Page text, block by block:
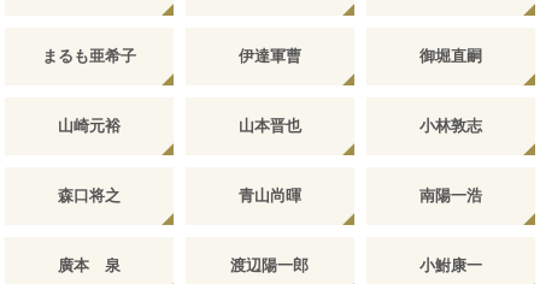
まるも亜希子 伊達軍曹 御堀直嗣
山崎元裕 山本晋也 小林敦志
森口将之 青山尚暉 南陽一浩
廣本 泉 渡辺陽一郎 小鮒康一